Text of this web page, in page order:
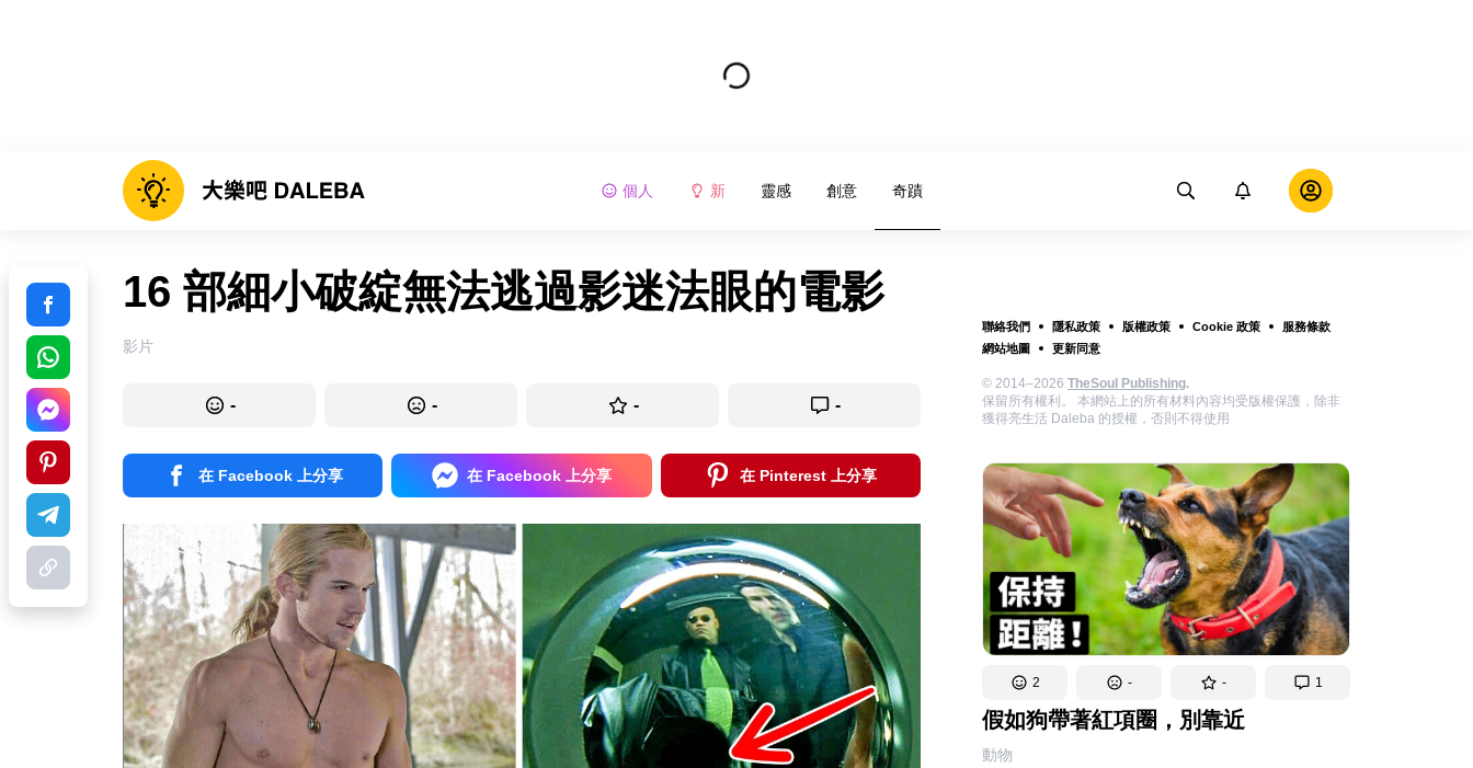
個人 新 靈感 創意 奇蹟
聯絡我們 隱私政策 版權政策 Cookie 政策
服務條款
網站地圖
更新同意
© 2014–2026 TheSoul Publishing.
保留所有權利。 本網站上的所有材料內容均受版權保護，除非
獲得亮生活 Daleba 的授權，否則不得使用
2 - - 1
假如狗帶著紅項圈，別靠近
動物
16 部細小破綻無法逃過影迷法眼的電影
影片
- - - -
在 Facebook 上分享 在 Facebook 上分享 在 Pinterest 上分享